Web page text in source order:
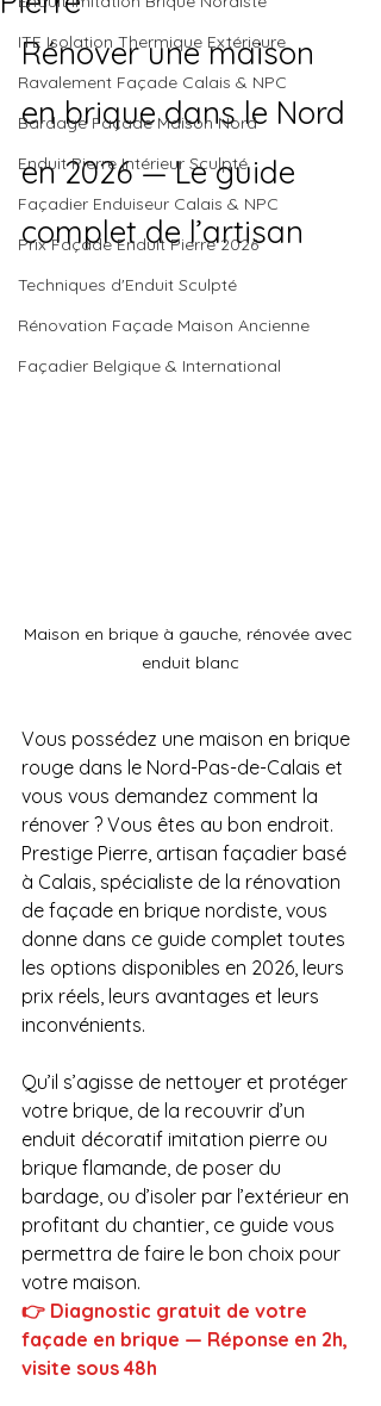
ITE Isolation Thermique Extérieure
Ravalement Façade Calais & NPC
Bardage Façade Maison Nord
Enduit Pierre Intérieur Sculpté
Façadier Enduiseur Calais & NPC
Prix Façade Enduit Pierre 2026
Techniques d'Enduit Sculpté
Rénovation Façade Maison Ancienne
Façadier Belgique & International
Rénover une maison
en brique dans le Nord
en 2026 — Le guide
complet de l’artisan
Maison en brique à gauche, rénovée avec
enduit blanc
Vous possédez une maison en brique
rouge dans le Nord-Pas-de-Calais et
vous vous demandez comment la
rénover ? Vous êtes au bon endroit.
Prestige Pierre, artisan façadier basé
à Calais, spécialiste de la rénovation
de façade en brique nordiste, vous
donne dans ce guide complet toutes
les options disponibles en 2026, leurs
prix réels, leurs avantages et leurs
inconvénients.
Qu’il s’agisse de nettoyer et protéger
votre brique, de la recouvrir d’un
enduit décoratif imitation pierre ou
brique flamande, de poser du
bardage, ou d’isoler par l’extérieur en
profitant du chantier, ce guide vous
permettra de faire le bon choix pour
votre maison.
👉 Diagnostic gratuit de votre
façade en brique — Réponse en 2h,
visite sous 48h